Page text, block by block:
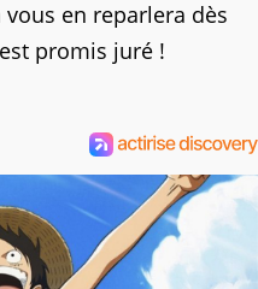
en reparlera dès
promis juré !